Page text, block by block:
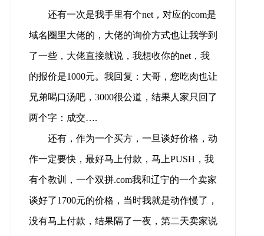
还有一次是我手里有个net，对应的com是
域名圈里大佬的，大佬的询价方式也让我学到
了一些，大佬直接就说，我想收你的net，我
的报价是1000元。我回复：大哥，您吃肉也让
兄弟喝口汤吧，3000很公道，结果人家只回了
两个字：成交….
还有，作为一个买方，一旦谈好价格，动
作一定要快，最好马上付款，马上PUSH，我
有个教训，一个双拼.com我和辽宁的一个卖家
谈好了1700元的价格，当时我就是动作慢了，
没有马上付款，结果隔了一夜，第二天卖家说